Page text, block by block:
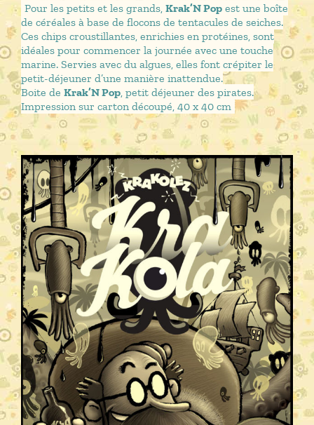
Pour les petits et les grands, Krak’N Popest une boîte
de céréales à base de flocons de tentacules de seiches.
Ces chips croustillantes, enrichies en protéines, sont
idéales pour commencer la journée avec une touche
marine. Servies avec du algues, elles font crépiter le
petit-déjeuner d’une manière inattendue.
Boite de Krak’N Pop, petit déjeuner des pirates.
Impression sur carton découpé, 40 x 40 cm